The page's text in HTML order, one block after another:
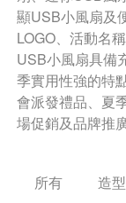
顯USB小風扇及
LOGO、活動名
USB小風扇具備
季實用性強的特
會派發禮品、夏
場促銷及品牌推
所有
造